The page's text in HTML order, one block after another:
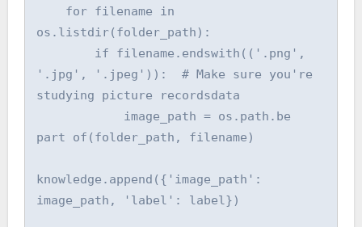
os.listdir(folder_path):
'.jpg', '.jpeg')):  # Make sure you're
studying picture recordsdata
part of(folder_path, filename)
knowledge.append({'image_path':
image_path, 'label': label})